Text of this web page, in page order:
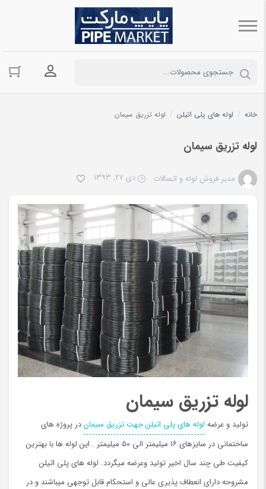
ورود به
خانه / لوله های پلی اتیلن / لوله تزریق سیمان
لوله تزریق سیمان
مدیر فروش لوله و اتصالات دی 27, 1393
لوله تزریق سیمان
تولید و عرضه لوله های پلی اتیلن جهت تزریق سیماندر پروژه های
ساختمانی در سایزهای ۱۶ میلیمتر الی ۵۰ میلیمتر . این لوله ها با بهترین
کیفیت طی چند سال اخیر تولید وعرضه میگردد. لوله های پلی اتیلن
مشروحه دارای انعطاف پذیری عالی و استحکام قابل توجهی میباشند و در